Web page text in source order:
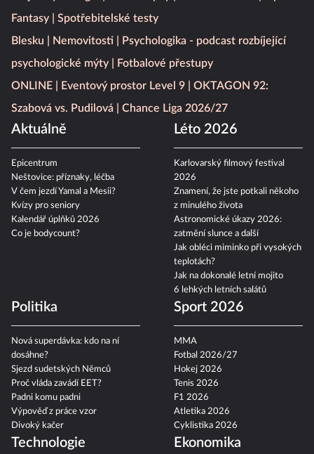
Fantasy
Spotřebitelské testy
Blesku
Nemovitosti
Psychologika - podcast rozbíjející
psychologické mýty
Fotbalové přestupy
ONLINE
Eventový prostor Level 9
OKTAGON 92:
Szabová vs. Pudilová
Chance Liga 2026/27
Aktuálně
Epicentrum
Neštovice: příznaky, léčba
V čem jezdí Yamal a Mesii?
Kvízy pro seniory
Kalendář úplňků 2026
Co je bodycount?
Léto 2026
Karlovarský filmový festival
2026
Znamení, že jste potkali někoho
z minulého života
Astronomické úkazy 2026:
zatmění slunce a další
Jak obléci miminko při vysokých
teplotách?
Jak na dokonalé letní mojito
6 lehkých letních salátů
Politika
Nová superdávka: kdo na ní
dosáhne?
Sjezd sudetských Němců
Proč vláda zavádí EET?
Padni komu padni
Výpověď z práce vzor
Divoký kačer
Sport 2026
MMA
Fotbal 2026/27
Hokej 2026
Tenis 2026
F1 2026
Atletika 2026
Cyklistika 2026
Technologie Ekonomika